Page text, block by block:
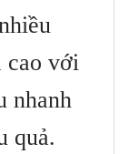
cao với
nhanh
quả.